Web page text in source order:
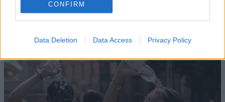
CONFIRM
Data Deletion Data Access Privacy Policy
ΣΗΜΕΡΑ